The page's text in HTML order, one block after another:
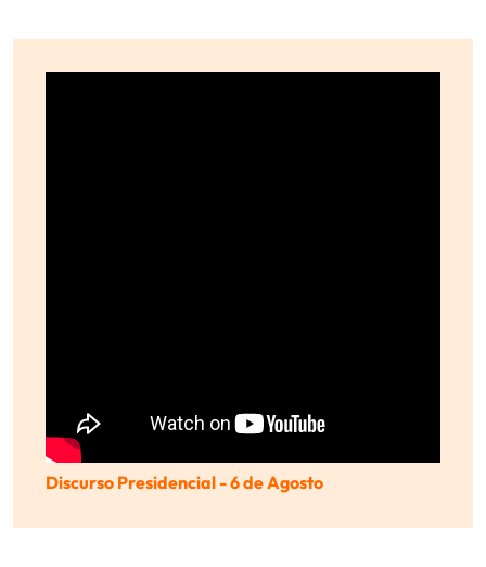
Discurso Presidencial - 6 de Agosto